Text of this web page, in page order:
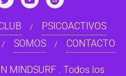
PSICOACTIVOS
SOMOS CONTACTO
MINDSURF . Todos los